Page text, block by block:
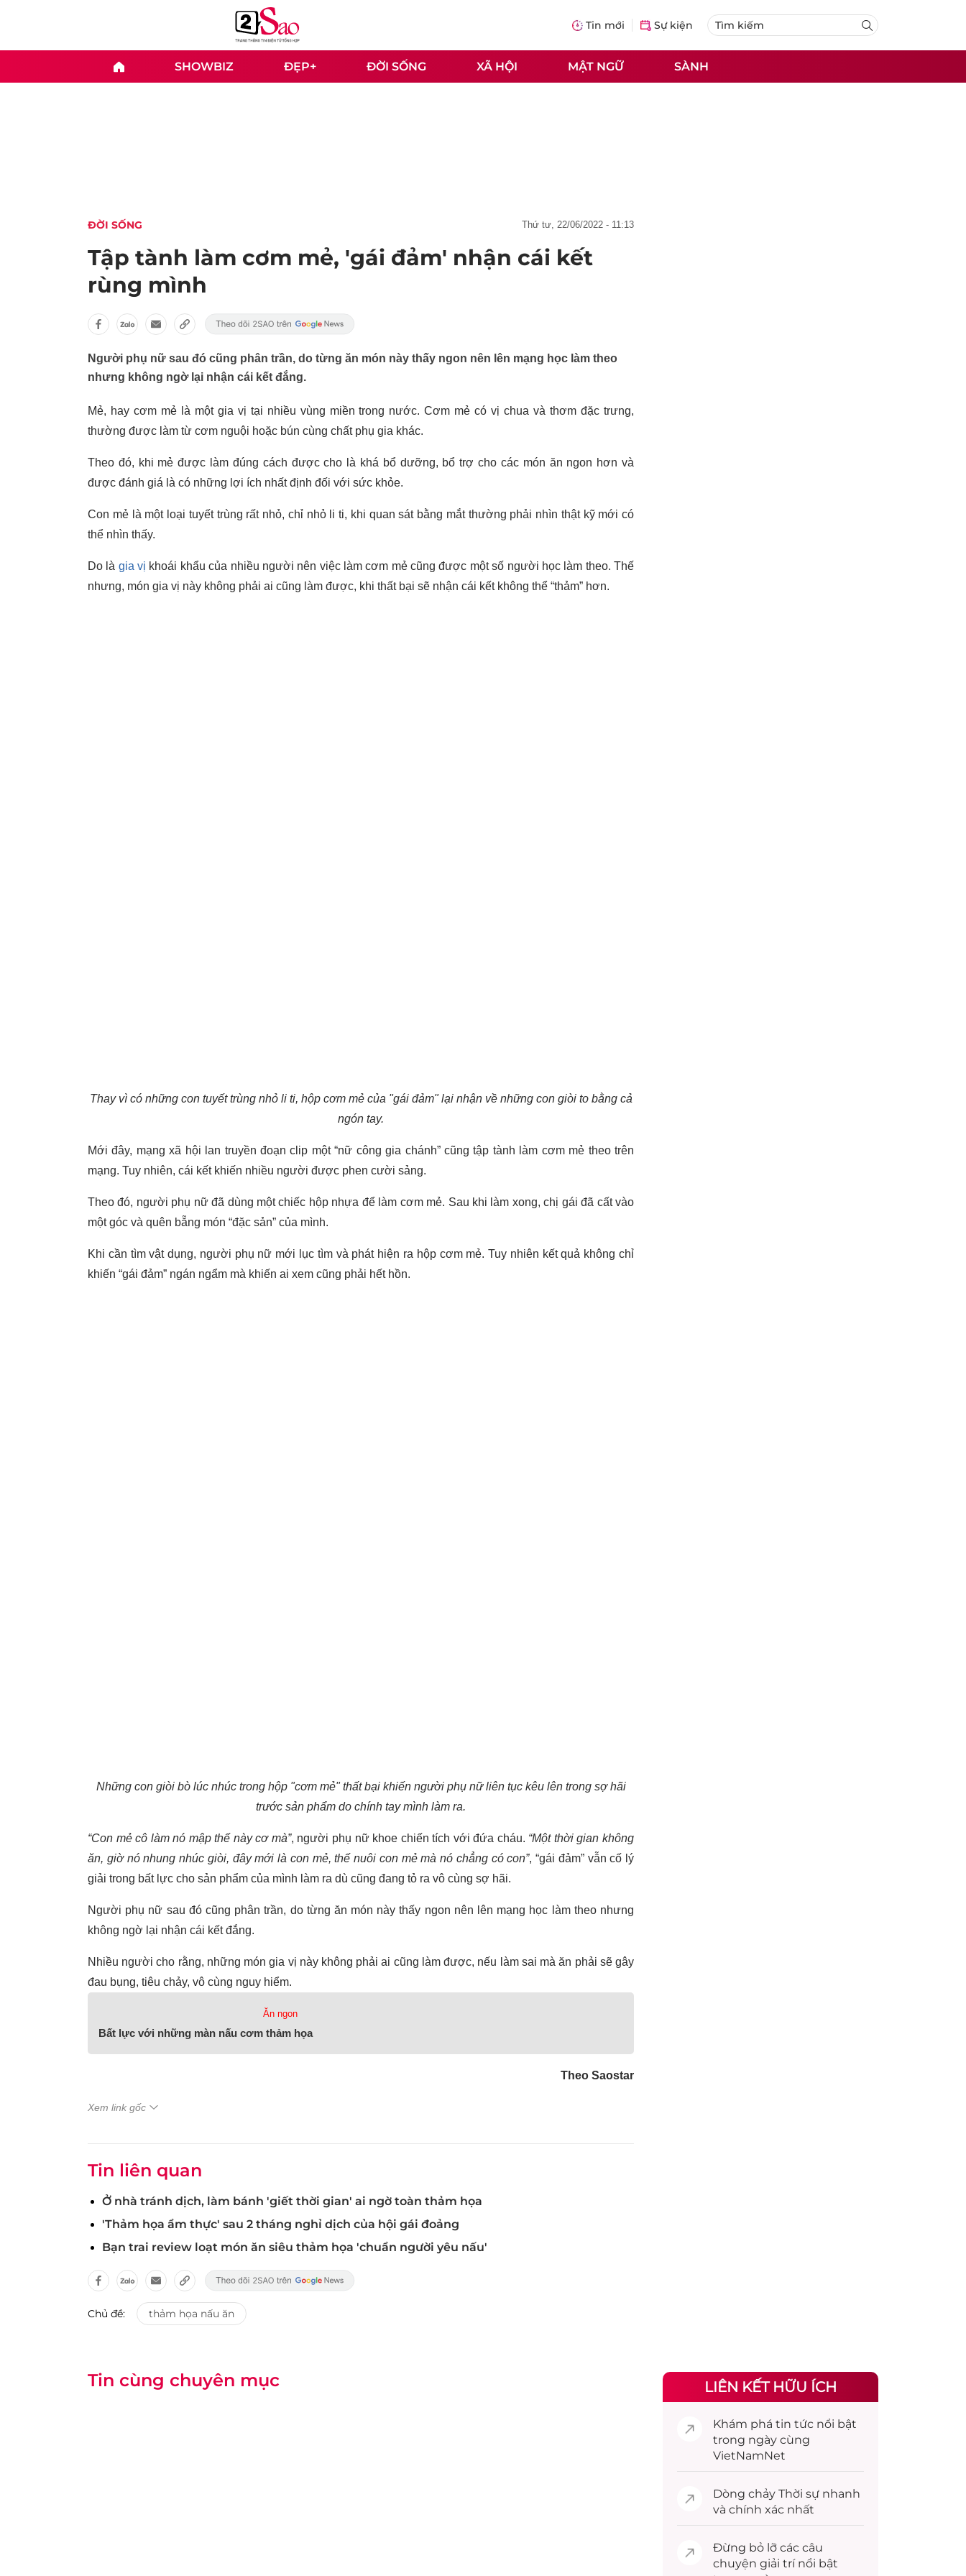
Tin mới Sự kiện
SHOWBIZ ĐẸP+ ĐỜI SỐNG XÃ HỘI MẬT NGỮ SÀNH
ĐỜI SỐNG thứ tư, 22/06/2022 - 11:13
Tập tành làm cơm mẻ, 'gái đảm' nhận cái kết
rùng mình
Người phụ nữ sau đó cũng phân trần, do từng ăn món này thấy ngon nên lên mạng học làm theo
nhưng không ngờ lại nhận cái kết đắng.
Mẻ, hay cơm mẻ là một gia vị tại nhiều vùng miền trong nước. Cơm mẻ có vị chua và thơm đặc trưng,
thường được làm từ cơm nguội hoặc bún cùng chất phụ gia khác.
Theo đó, khi mẻ được làm đúng cách được cho là khá bổ dưỡng, bổ trợ cho các món ăn ngon hơn và
được đánh giá là có những lợi ích nhất định đối với sức khỏe.
Con mẻ là một loại tuyết trùng rất nhỏ, chỉ nhỏ li ti, khi quan sát bằng mắt thường phải nhìn thật kỹ mới có
thể nhìn thấy.
Do là gia vị khoái khẩu của nhiều người nên việc làm cơm mẻ cũng được một số người học làm theo. Thế
nhưng, món gia vị này không phải ai cũng làm được, khi thất bại sẽ nhận cái kết không thể “thảm” hơn.
Thay vì có những con tuyết trùng nhỏ li ti, hộp cơm mẻ của "gái đảm" lại nhận về những con giòi to bằng cả
ngón tay.
Mới đây, mạng xã hội lan truyền đoạn clip một “nữ công gia chánh” cũng tập tành làm cơm mẻ theo trên
mạng. Tuy nhiên, cái kết khiến nhiều người được phen cười sảng.
Theo đó, người phụ nữ đã dùng một chiếc hộp nhựa để làm cơm mẻ. Sau khi làm xong, chị gái đã cất vào
một góc và quên bẵng món “đặc sản” của mình.
Khi cần tìm vật dụng, người phụ nữ mới lục tìm và phát hiện ra hộp cơm mẻ. Tuy nhiên kết quả không chỉ
khiến “gái đảm” ngán ngẩm mà khiến ai xem cũng phải hết hồn.
Những con giòi bò lúc nhúc trong hộp "cơm mẻ" thất bại khiến người phụ nữ liên tục kêu lên trong sợ hãi
trước sản phẩm do chính tay mình làm ra.
“Con mẻ cô làm nó mập thế này cơ mà”, người phụ nữ khoe chiến tích với đứa cháu. “Một thời gian không
ăn, giờ nó nhung nhúc giòi, đây mới là con mẻ, thế nuôi con mẻ mà nó chẳng có con”, “gái đảm” vẫn cố lý
giải trong bất lực cho sản phẩm của mình làm ra dù cũng đang tỏ ra vô cùng sợ hãi.
Người phụ nữ sau đó cũng phân trần, do từng ăn món này thấy ngon nên lên mạng học làm theo nhưng
không ngờ lại nhận cái kết đắng.
Nhiều người cho rằng, những món gia vị này không phải ai cũng làm được, nếu làm sai mà ăn phải sẽ gây
đau bụng, tiêu chảy, vô cùng nguy hiểm.
Ăn ngon
Bất lực với những màn nấu cơm thảm họa
Theo Saostar
Xem link gốc
Tin liên quan
Ở nhà tránh dịch, làm bánh 'giết thời gian' ai ngờ toàn thảm họa
'Thảm họa ẩm thực' sau 2 tháng nghỉ dịch của hội gái đoảng
Bạn trai review loạt món ăn siêu thảm họa 'chuẩn người yêu nấu'
Chủ đề: thảm họa nấu ăn
Tin cùng chuyên mục LIÊN KẾT HỮU ÍCH
Khám phá tin tức nổi bật
trong ngày cùng
VietNamNet
Dòng chảy Thời sự nhanh
và chính xác nhất
Đừng bỏ lỡ các câu
chuyện giải trínổi bật